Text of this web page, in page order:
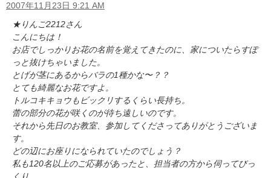
2007年11月23日 9:21 AM
★りんご2212さん
こんにちは！
お店でしっかりお花の名前を覚えてきたのに、家についたらすぽ
っと抜けちゃいました。
とげが茎にあるからバラの1種かな〜？？
とても綺麗なお花ですよ。
トルコキキョウもビックリするくらい長持ち。
蕾の部分の花が咲くのが待ち遠しいのです。
それから先日のお教室、参加してくださってありがとうございま
す。
どの辺にお座りになられていたのでしょう？
私も120名以上のご応募があったと、担当者の方から伺ってびっ